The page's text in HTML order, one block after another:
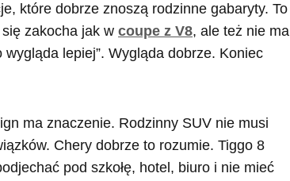
które dobrze znoszą rodzinne gabaryty. To
zakocha jak w coupe z V8, ale też nie ma
lepiej”. Wygląda dobrze. Koniec
ma znaczenie. Rodzinny SUV nie musi
Chery dobrze to rozumie. Tiggo 8
pod szkołę, hotel, biuro i nie mieć